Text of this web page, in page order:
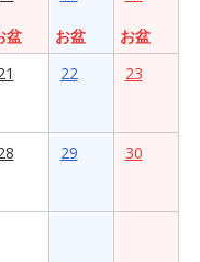
盆
お盆
お盆
22 23
29 30